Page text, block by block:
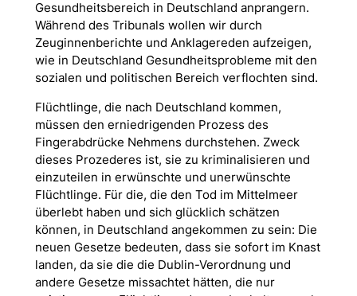
Gesundheitsbereich in Deutschland anprangern.
Während des Tribunals wollen wir durch
Zeuginnenberichte und Anklagereden aufzeigen,
wie in Deutschland Gesundheitsprobleme mit den
sozialen und politischen Bereich verflochten sind.
Flüchtlinge, die nach Deutschland kommen,
müssen den erniedrigenden Prozess des
Fingerabdrücke Nehmens durchstehen. Zweck
dieses Prozederes ist, sie zu kriminalisieren und
einzuteilen in erwünschte und unerwünschte
Flüchtlinge. Für die, die den Tod im Mittelmeer
überlebt haben und sich glücklich schätzen
können, in Deutschland angekommen zu sein: Die
neuen Gesetze bedeuten, dass sie sofort im Knast
landen, da sie die die Dublin-Verordnung und
andere Gesetze missachtet hätten, die nur